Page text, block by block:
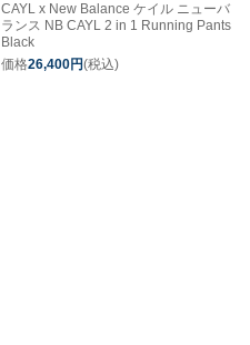
CAYL x New Balance ケイル ニューバ
ランス NB CAYL 2 in 1 Running Pants
Black
価格26,400円(税込)